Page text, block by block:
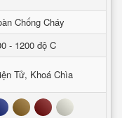
Chống Cháy
- 1200 độ C
Tử, Khoá Chìa
Nâu Đỏ Trắng